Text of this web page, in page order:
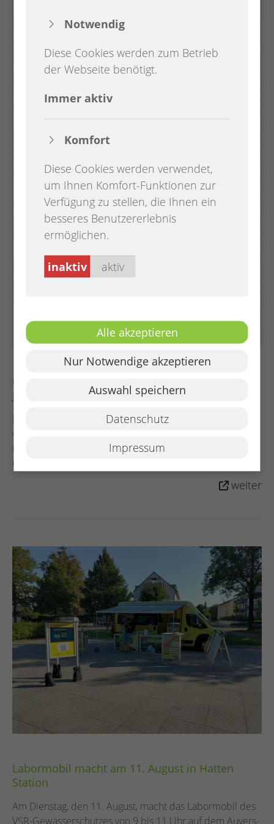
Open-Air-Konzert vom Emil, Jorin Hagen &
JHNWNDT: „Kribbeln im Bauch“
Die Gemeindejugendpflegen Hatten und Ganderkesee
veranstalten am 21.08.2026 um 20 Uhr das Open-Air-
Konzert „Kribbeln im Bauch“ im Kulturhaus Müller in
Ganderkesee.
weiter
Labormobil macht am 11. August in Hatten
Station
Am Dienstag, den 11. August, macht das Labormobil des
VSR-Gewässerschutzes von 9 bis 11 Uhr auf dem Auvers-
Notwendig
Diese Cookies werden zum Betrieb
der Webseite benötigt.
Immer aktiv
Komfort
Diese Cookies werden verwendet,
um Ihnen Komfort-Funktionen zur
Verfügung zu stellen, die Ihnen ein
besseres Benutzererlebnis
ermöglichen.
inaktiv aktiv
Alle akzeptieren
Nur Notwendige akzeptieren
Auswahl speichern
Datenschutz
Impressum